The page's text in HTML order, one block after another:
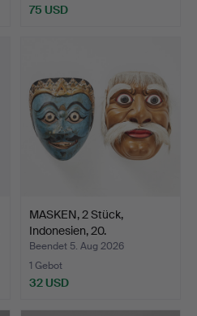
75 USD
MASKEN, 2 Stück,
Indonesien, 20.
Jahrhunde…
Beendet 5. Aug 2026
1 Gebot
32 USD